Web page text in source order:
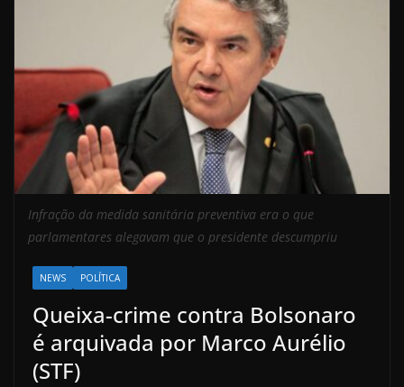
Infração da medida sanitária preventiva era o que
parlamentares alegavam que o presidente descumpriu
NEWS POLÍTICA
Queixa-crime contra Bolsonaro
é arquivada por Marco Aurélio
(STF)